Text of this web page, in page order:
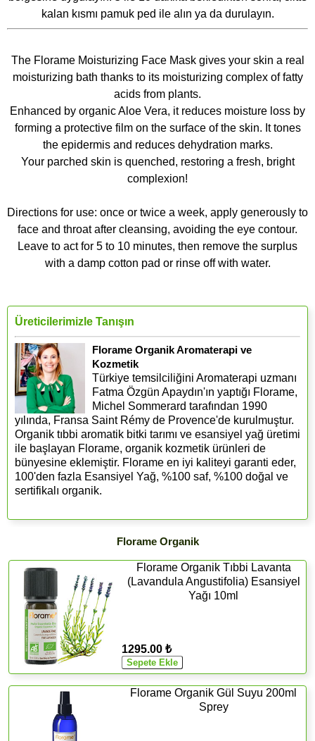
kalan kısmı pamuk ped ile alın ya da durulayın.
The Florame Moisturizing Face Mask gives your skin a real
moisturizing bath thanks to its moisturizing complex of fatty
acids from plants.
Enhanced by organic Aloe Vera, it reduces moisture loss by
forming a protective film on the surface of the skin. It tones
the epidermis and reduces dehydration marks.
Your parched skin is quenched, restoring a fresh, bright
complexion!
Directions for use: once or twice a week, apply generously to
face and throat after cleansing, avoiding the eye contour.
Leave to act for 5 to 10 minutes, then remove the surplus
with a damp cotton pad or rinse off with water.
Üreticilerimizle Tanışın
Florame Organik Aromaterapi ve
Kozmetik
Türkiye temsilciliğini Aromaterapi uzmanı
Fatma Özgün Apaydın'ın yaptığı Florame,
Michel Sommerard tarafından 1990
yılında, Fransa Saint Rémy de Provence'de kurulmuştur.
Organik tıbbi aromatik bitki tarımı ve esansiyel yağ üretimi
ile başlayan Florame, organik kozmetik ürünleri de
bünyesine eklemiştir. Florame en iyi kaliteyi garanti eder,
100'den fazla Esansiyel Yağ, %100 saf, %100 doğal ve
sertifikalı organik.
Florame Organik
Florame Organik Tıbbi Lavanta
(Lavandula Angustifolia) Esansiyel
Yağı 10ml
1295.00 ₺
Florame Organik Gül Suyu 200ml
Sprey